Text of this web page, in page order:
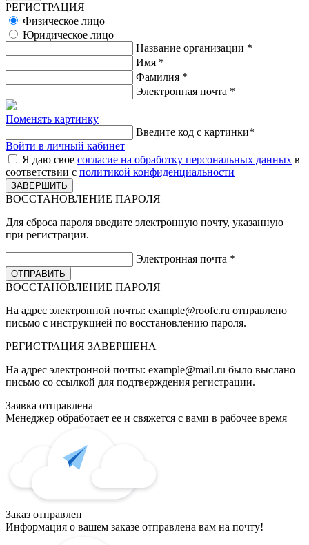
РЕГИСТРАЦИЯ
Физическое лицо
Юридическое лицо
Название организации *
Имя *
Фамилия *
Электронная почта *
Поменять картинку
Введите код с картинки*
Войти в личный кабинет
Я даю свое согласие на обработку персональных данных в
соответствии с политикой конфиденциальности
ВОССТАНОВЛЕНИЕ ПАРОЛЯ
Для сброса пароля введите электронную почту, указанную
при регистрации.
Электронная почта *
ВОССТАНОВЛЕНИЕ ПАРОЛЯ
На адрес электронной почты: example@roofc.ru отправлено
письмо с инструкцией по восстановлению пароля.
РЕГИСТРАЦИЯ ЗАВЕРШЕНА
На адрес электронной почты: example@mail.ru было выслано
письмо со ссылкой для подтверждения регистрации.
Заявка отправлена
Менеджер обработает ее и свяжется с вами в рабочее время
Заказ отправлен
Информация о вашем заказе отправлена вам на почту!